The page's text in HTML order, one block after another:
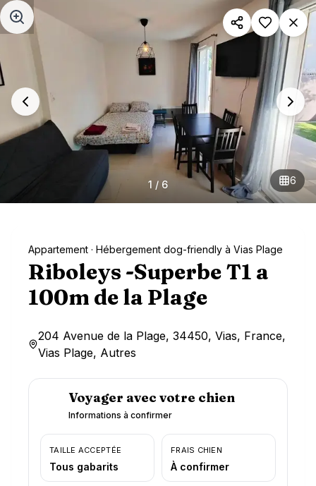
Aller au contenu principal
1 / 6 6
Appartement · Hébergement dog-friendly à Vias Plage
Riboleys -Superbe T1 a
100m de la Plage
204 Avenue de la Plage, 34450, Vias, France,
Vias Plage, Autres
Voyager avec votre chien
Informations à confirmer
TAILLE ACCEPTÉE
Tous gabarits
FRAIS CHIEN
À confirmer